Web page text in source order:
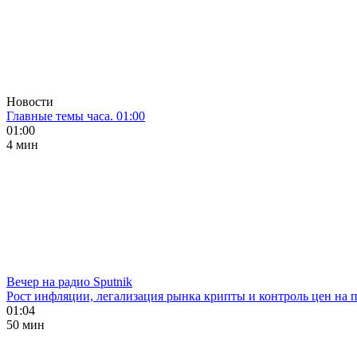
Новости
Главные темы часа. 01:00
01:00
4 мин
Вечер на радио Sputnik
Рост инфляции, легализация рынка крипты и контроль цен на
01:04
50 мин